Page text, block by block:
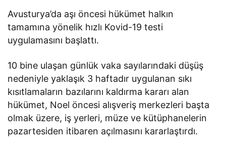
Avusturya’da aşı öncesi hükümet halkın
tamamına yönelik hızlı Kovid-19 testi
uygulamasını başlattı.
10 bine ulaşan günlük vaka sayılarındaki düşüş
nedeniyle yaklaşık 3 haftadır uygulanan sıkı
kısıtlamaların bazılarını kaldırma kararı alan
hükümet, Noel öncesi alışveriş merkezleri başta
olmak üzere, iş yerleri, müze ve kütüphanelerin
pazartesiden itibaren açılmasını kararlaştırdı.